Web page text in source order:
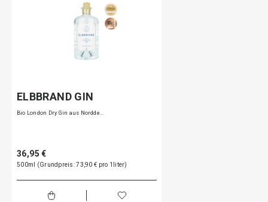
ELBBRAND GIN
Bio London Dry Gin aus Nordde…
36,95 €
500ml (Grundpreis: 73,90 € pro 1liter)